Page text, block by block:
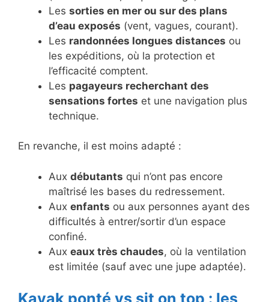
Les sorties en mer ou sur des plans
d’eau exposés (vent, vagues, courant).
Les randonnées longues distances ou
les expéditions, où la protection et
l’efficacité comptent.
Les pagayeurs recherchant des
sensations fortes et une navigation plus
technique.
En revanche, il est moins adapté :
Aux débutants qui n’ont pas encore
maîtrisé les bases du redressement.
Aux enfants ou aux personnes ayant des
difficultés à entrer/sortir d’un espace
confiné.
Aux eaux très chaudes, où la ventilation
est limitée (sauf avec une jupe adaptée).